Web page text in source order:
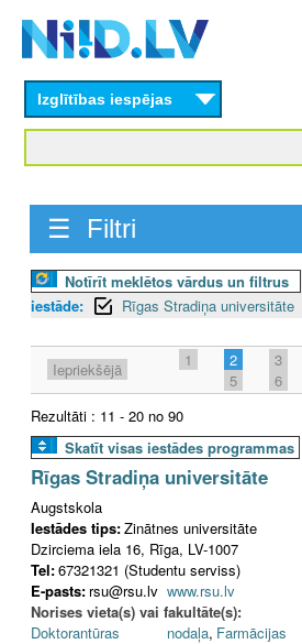
content
Izglītības iespējas
☰ Filtri
Notīrīt meklētos vārdus un filtrus
iestāde:
Rīgas Stradiņa universitāte
Iepriekšējā 1 2 3
5
6
Rezultāti : 11 - 20 no 90
Skatīt visas iestādes programmas
Rīgas Stradiņa universitāte
Augstskola
Iestādes tips:Zinātnes universitāte
Dzirciema iela 16, Rīga, LV-1007
Tel:67321321 (Studentu serviss)
E-pasts: rsu@rsu.lv www.rsu.lv
Norises vieta(s) vai fakultāte(s):
Doktorantūras nodaļa,